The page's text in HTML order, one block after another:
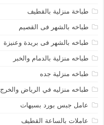
طباخة منزلية بالقطيف
طباخه بالشهر فى القصيم
طباخه بالشهر فى بريدة وعنيزة
طباخه منزلية بالدمام والخبر
طباخه منزلية جده
طباخه منزليه في الرياض والخرج
عامل جبس بورد بسيهات
عاملات بالساعة القطيف